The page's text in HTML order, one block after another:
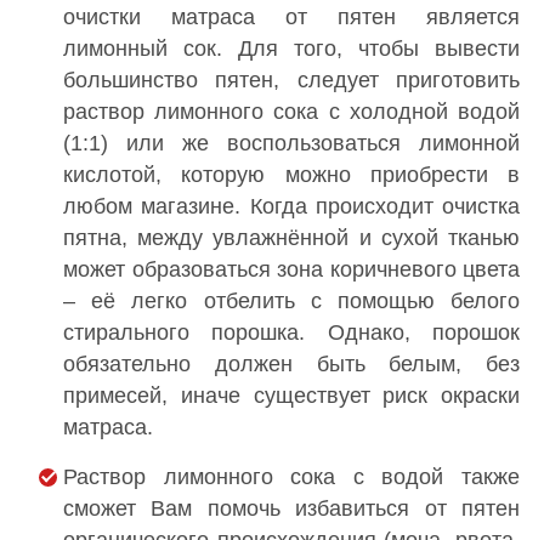
очистки матраса от пятен является
лимонный сок. Для того, чтобы вывести
большинство пятен, следует приготовить
раствор лимонного сока с холодной водой
(1:1) или же воспользоваться лимонной
кислотой, которую можно приобрести в
любом магазине. Когда происходит очистка
пятна, между увлажнённой и сухой тканью
может образоваться зона коричневого цвета
– её легко отбелить с помощью белого
стирального порошка. Однако, порошок
обязательно должен быть белым, без
примесей, иначе существует риск окраски
матраса.
Раствор лимонного сока с водой также
сможет Вам помочь избавиться от пятен